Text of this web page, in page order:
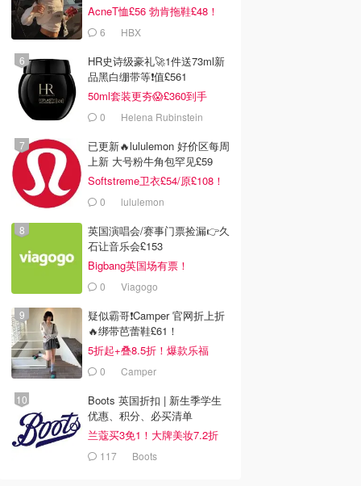
AcneT恤£56 勃肯拖鞋£48！
6 HBX
HR史诗级豪礼🚀1件送73ml新
品黑白绷带等❗️值£561
50ml套装更夯😱£360到手
£1138！
0 Helena Rubinstein
已更新🔥lululemon 好价区每周
上新 大号粉牛角包罕见£59
Softstreme卫衣£54/原£108！
0 lululemon
英国演唱会/赛事门票捡漏👉久
石让音乐会£153
Bigbang英国场有票！
0 Viagogo
疑似霸哥❗️Camper 官网折上折
🔥绑带芭蕾鞋£61！
5折起+叠8.5折！爆款乐福
£68！
0 Camper
Boots 英国折扣 | 新生季学生
优惠、积分、必买清单
兰蔻买3免1！大牌美妆7.2折
117 Boots